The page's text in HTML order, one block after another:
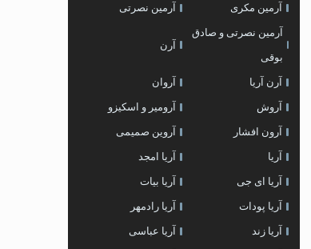
آرمین مکری آرمین نصرتی
آرمین نصرتی و صادق
بوقی
آرن
آرن آریا آروان
آروش آرومیر و اسکیزو
آرون افشار آروین صمیمی
آریا آریا امجد
آریا ای جی آریا بیات
آریا پودات آریا رادمهر
آریا زند آریا عباسی